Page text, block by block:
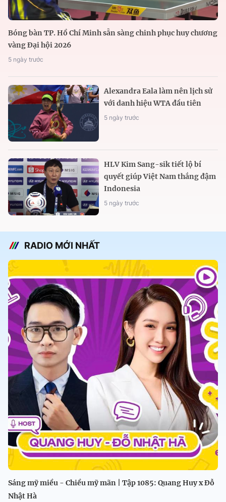
Bóng bàn TP. Hồ Chí Minh sẵn sàng chinh phục huy chương
vàng Đại hội 2026
5 ngày trước
Alexandra Eala làm nên lịch sử
với danh hiệu WTA đầu tiên
5 ngày trước
HLV Kim Sang-sik tiết lộ bí
quyết giúp Việt Nam thắng đậm
Indonesia
5 ngày trước
RADIO MỚI NHẤT
Sáng mỹ miều - Chiều mỹ mãn | Tập 1085: Quang Huy x Đỗ
Nhật Hà